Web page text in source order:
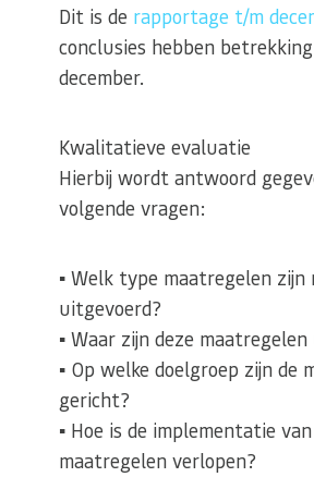
Dit is de rapportage t/m
conclusies hebben
december.
Kwalitatieve evaluatie
Hierbij wordt antwoord
volgende vragen:
▪ Welk type maatregelen zijn
uitgevoerd?
▪ Waar zijn deze
▪ Op welke doelgroep zijn de
gericht?
▪ Hoe is de implementatie
maatregelen verlopen?